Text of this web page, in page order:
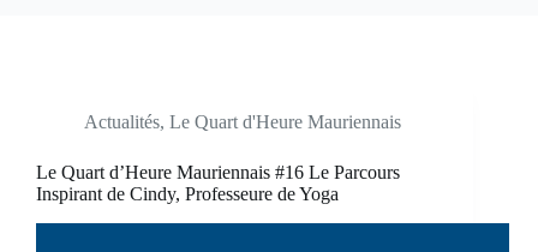
Actualités, Le Quart d'Heure Mauriennais
Le Quart d’Heure Mauriennais #16 Le Parcours
Inspirant de Cindy, Professeure de Yoga